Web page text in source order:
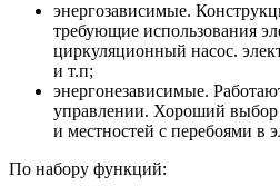
энергозависимые.
требующие использования
циркуляционный насос.
и т.п;
энергонезависимые.
управлении. Хороший выбор
и местностей с перебоями в
По набору функций: